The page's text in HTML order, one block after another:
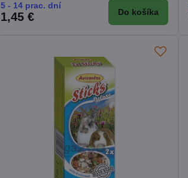
5 - 14 prac. dní
1,45 € Do košíka